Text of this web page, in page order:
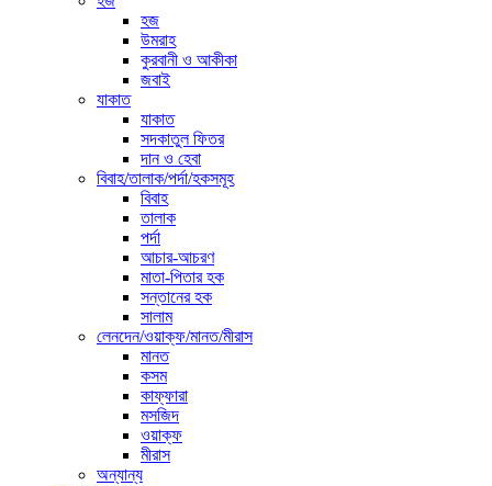
হজ
উমরাহ
কুরবানী ও আকীকা
জবাই
যাকাত
যাকাত
সদকাতুল ফিতর
দান ও হেবা
বিবাহ/তালাক/পর্দা/হকসমূহ
বিবাহ
তালাক
পর্দা
আচার-আচরণ
মাতা-পিতার হক
সন্তানের হক
সালাম
লেনদেন/ওয়াক্ফ/মানত/মীরাস
মানত
কসম
কাফ্ফারা
মসজিদ
ওয়াক্ফ
মীরাস
অন্যান্য